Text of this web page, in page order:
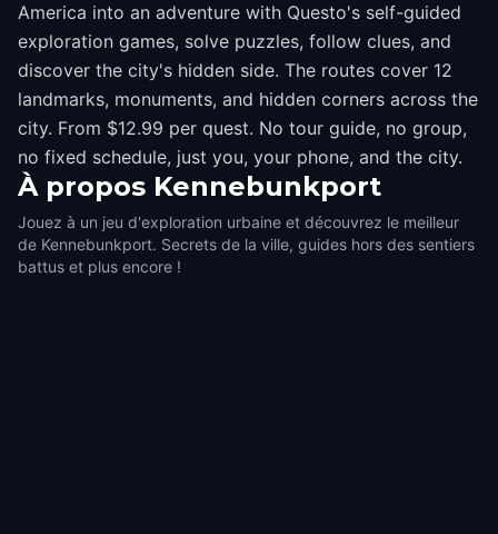
America into an adventure with Questo's self-guided
exploration games, solve puzzles, follow clues, and
discover the city's hidden side. The routes cover 12
landmarks, monuments, and hidden corners across the
city. From $12.99 per quest. No tour guide, no group,
no fixed schedule, just you, your phone, and the city.
À propos Kennebunkport
Jouez à un jeu d'exploration urbaine et découvrez le meilleur
de Kennebunkport. Secrets de la ville, guides hors des sentiers
battus et plus encore !